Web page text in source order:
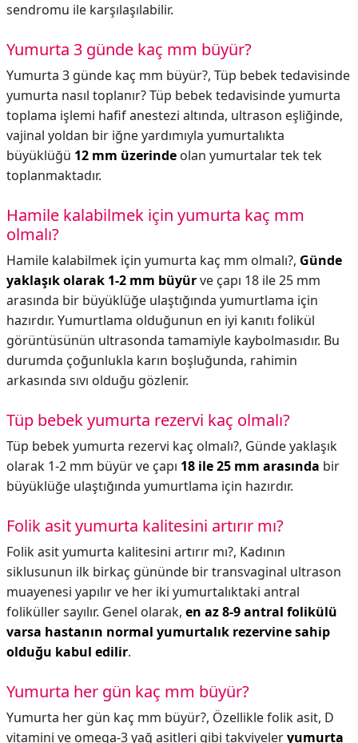
sendromu ile karşılaşılabilir.
Yumurta 3 günde kaç mm büyür?
Yumurta 3 günde kaç mm büyür?, Tüp bebek tedavisinde
yumurta nasıl toplanır? Tüp bebek tedavisinde yumurta
toplama işlemi hafif anestezi altında, ultrason eşliğinde,
vajinal yoldan bir iğne yardımıyla yumurtalıkta
büyüklüğü 12 mm üzerinde olan yumurtalar tek tek
toplanmaktadır.
Hamile kalabilmek için yumurta kaç mm
olmalı?
Hamile kalabilmek için yumurta kaç mm olmalı?, Günde
yaklaşık olarak 1-2 mm büyürve çapı 18 ile 25 mm
arasında bir büyüklüğe ulaştığında yumurtlama için
hazırdır. Yumurtlama olduğunun en iyi kanıtı folikül
görüntüsünün ultrasonda tamamiyle kaybolmasıdır. Bu
durumda çoğunlukla karın boşluğunda, rahimin
arkasında sıvı olduğu gözlenir.
Tüp bebek yumurta rezervi kaç olmalı?
Tüp bebek yumurta rezervi kaç olmalı?, Günde yaklaşık
olarak 1-2 mm büyür ve çapı 18 ile 25 mm arasında bir
büyüklüğe ulaştığında yumurtlama için hazırdır.
Folik asit yumurta kalitesini artırır mı?
Folik asit yumurta kalitesini artırır mı?, Kadının
siklusunun ilk birkaç gününde bir transvaginal ultrason
muayenesi yapılır ve her iki yumurtalıktaki antral
foliküller sayılır. Genel olarak, en az 8-9 antral folikülü
varsa hastanın normal yumurtalık rezervine sahip
olduğu kabul edilir.
Yumurta her gün kaç mm büyür?
Yumurta her gün kaç mm büyür?, Özellikle folik asit, D
vitamini ve omega-3 yağ asitleri gibi takviyeleryumurta